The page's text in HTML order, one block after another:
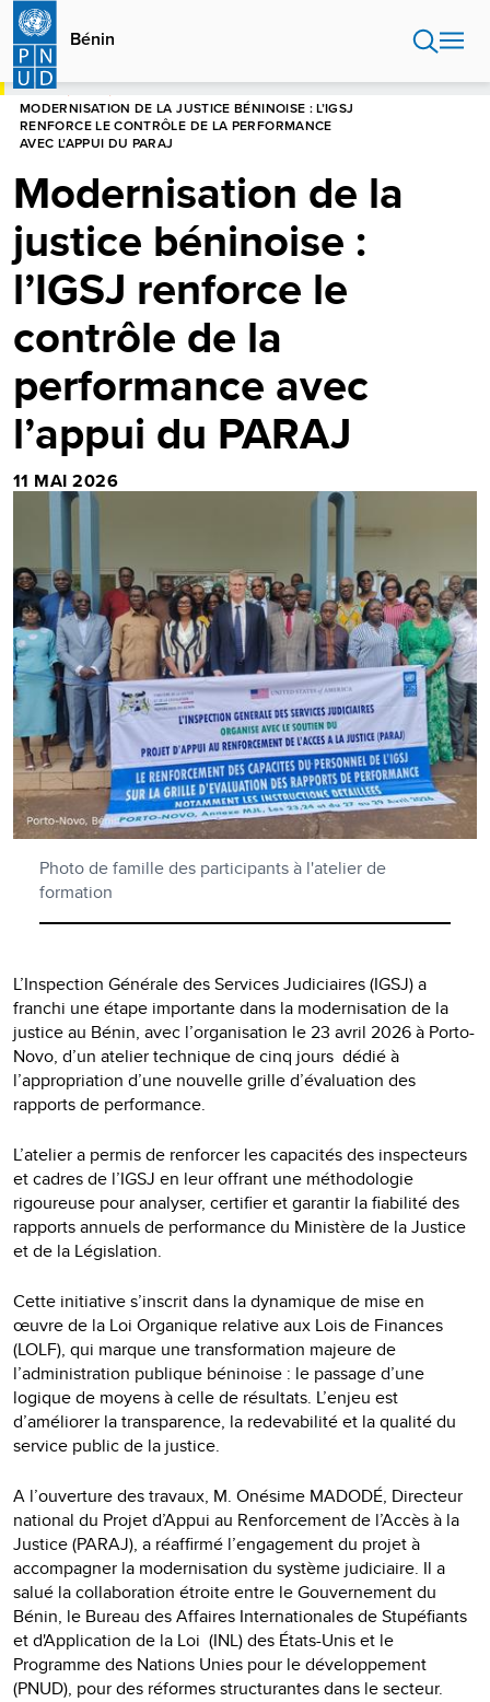
Aller
contenu
principal
Bénin
HOME
MODERNISATION DE LA JUSTICE BÉNINOISE : L’IGSJ
RENFORCE LE CONTRÔLE DE LA PERFORMANCE
AVEC L’APPUI DU PARAJ
Modernisation de la
justice béninoise :
l’IGSJ renforce le
contrôle de la
performance avec
l’appui du PARAJ
11 MAI 2026
Photo de famille des participants à l'atelier de
formation
L’Inspection Générale des Services Judiciaires (IGSJ) a
franchi une étape importante dans la modernisation de la
justice au Bénin, avec l’organisation le 23 avril 2026 à Porto-
Novo, d’un atelier technique de cinq jours dédié à
l’appropriation d’une nouvelle grille d’évaluation des
rapports de performance.
L’atelier a permis de renforcer les capacités des inspecteurs
et cadres de l’IGSJ en leur offrant une méthodologie
rigoureuse pour analyser, certifier et garantir la fiabilité des
rapports annuels de performance du Ministère de la Justice
et de la Législation.
Cette initiative s’inscrit dans la dynamique de mise en
œuvre de la Loi Organique relative aux Lois de Finances
(LOLF), qui marque une transformation majeure de
l’administration publique béninoise : le passage d’une
logique de moyens à celle de résultats. L’enjeu est
d’améliorer la transparence, la redevabilité et la qualité du
service public de la justice.
A l’ouverture des travaux, M. Onésime MADODÉ, Directeur
national du Projet d’Appui au Renforcement de l’Accès à la
Justice (PARAJ), a réaffirmé l’engagement du projet à
accompagner la modernisation du système judiciaire. Il a
salué la collaboration étroite entre le Gouvernement du
Bénin, le Bureau des Affaires Internationales de Stupéfiants
et d'Application de la Loi (INL) des États-Unis et le
Programme des Nations Unies pour le développement
(PNUD), pour des réformes structurantes dans le secteur.